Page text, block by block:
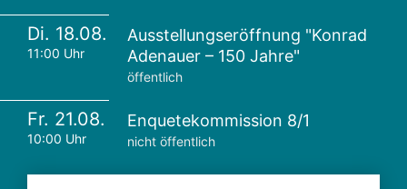
Di. 18.08.
11:00 Uhr
Ausstellungseröffnung "Konrad
Adenauer – 150 Jahre"
öffentlich
Fr. 21.08.
10:00 Uhr
Enquetekommission 8/1
nicht öffentlich